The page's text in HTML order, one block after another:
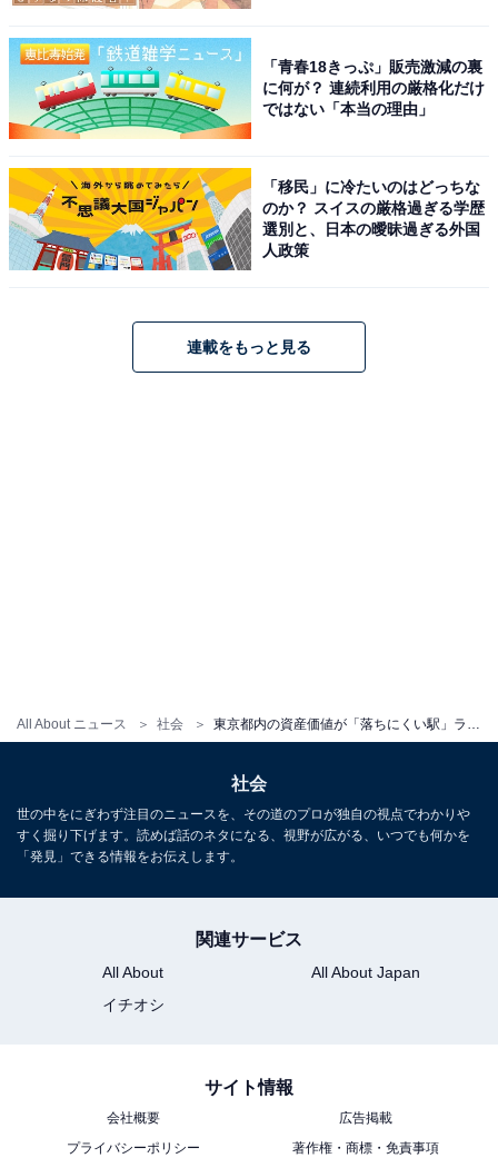
All About ニュース 社会
【関連リンク】
・プレスリリース
「青春18きっぷ」販売激減の裏
に何が？ 連続利用の厳格化だけ
ではない「本当の理由」
「移民」に冷たいのはどっちな
のか？ スイスの厳格過ぎる学歴
選別と、日本の曖昧過ぎる外国
人政策
連載をもっと見る
社会
世の中をにぎわず注目のニュースを、その道のプロが独自の視点でわかりや
すく掘り下げます。読めば話のネタになる、視野が広がる、いつでも何かを
「発見」できる情報をお伝えします。
関連サービス
All About
All About Japan
イチオシ
サイト情報
会社概要
広告掲載
プライバシーポリシー
著作権・商標・免責事項